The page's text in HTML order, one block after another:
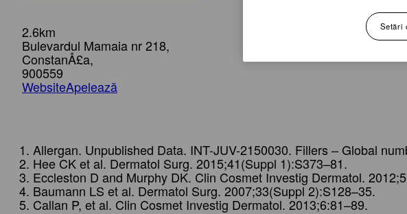
2.6km
Bulevardul Mamaia nr 218,
ConstanÅ£a,
900559
WebsiteApelează
Allergan. Unpublished Data. INT-JUV-2150030. Fillers – Global
Hee CK et al. Dermatol Surg. 2015;41(Suppl 1):S373–81.
Eccleston D and Murphy DK. Clin Cosmet Investig Dermatol.
Baumann LS et al. Dermatol Surg. 2007;33(Suppl 2):S128–35.
Callan P, et al. Clin Cosmet Investig Dermatol. 2013;6:81–89.
Setări